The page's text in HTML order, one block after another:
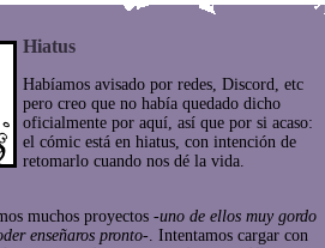
Hiatus
Habíamos avisado por redes, Discord, etc
pero creo que no había quedado dicho
oficialmente por aquí, así que por si acaso:
el cómic está en hiatus, con intención de
retomarlo cuando nos dé la vida.
muchos proyectos -uno de ellos muy gordo
enseñaros pronto- . Intentamos cargar con